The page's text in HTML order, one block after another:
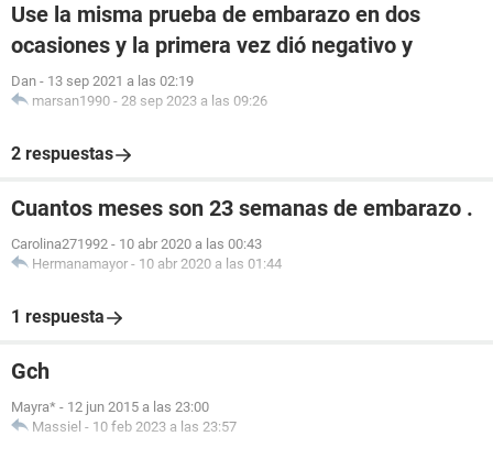
Use la misma prueba de embarazo en dos
ocasiones y la primera vez dió negativo y
Dan - 13 sep 2021 a las 02:19
marsan1990 - 28 sep 2023 a las 09:26
2 respuestas
Cuantos meses son 23 semanas de embarazo .
Carolina271992 - 10 abr 2020 a las 00:43
Hermanamayor - 10 abr 2020 a las 01:44
1 respuesta
Gch
Mayra* - 12 jun 2015 a las 23:00
Massiel - 10 feb 2023 a las 23:57